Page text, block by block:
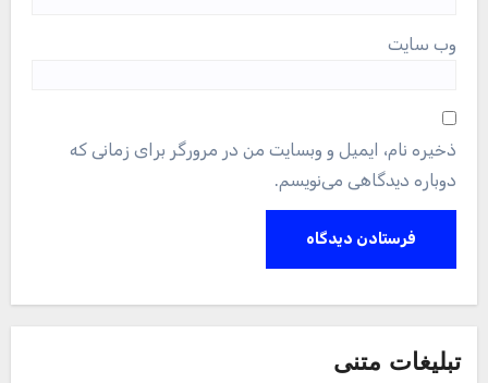
وب‌ سایت
ذخیره نام، ایمیل و وبسایت من در مرورگر برای زمانی که
دوباره دیدگاهی می‌نویسم.
تبلیغات متنی